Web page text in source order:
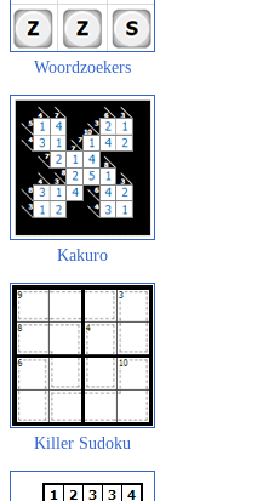
Woordzoekers
Kakuro
Killer Sudoku